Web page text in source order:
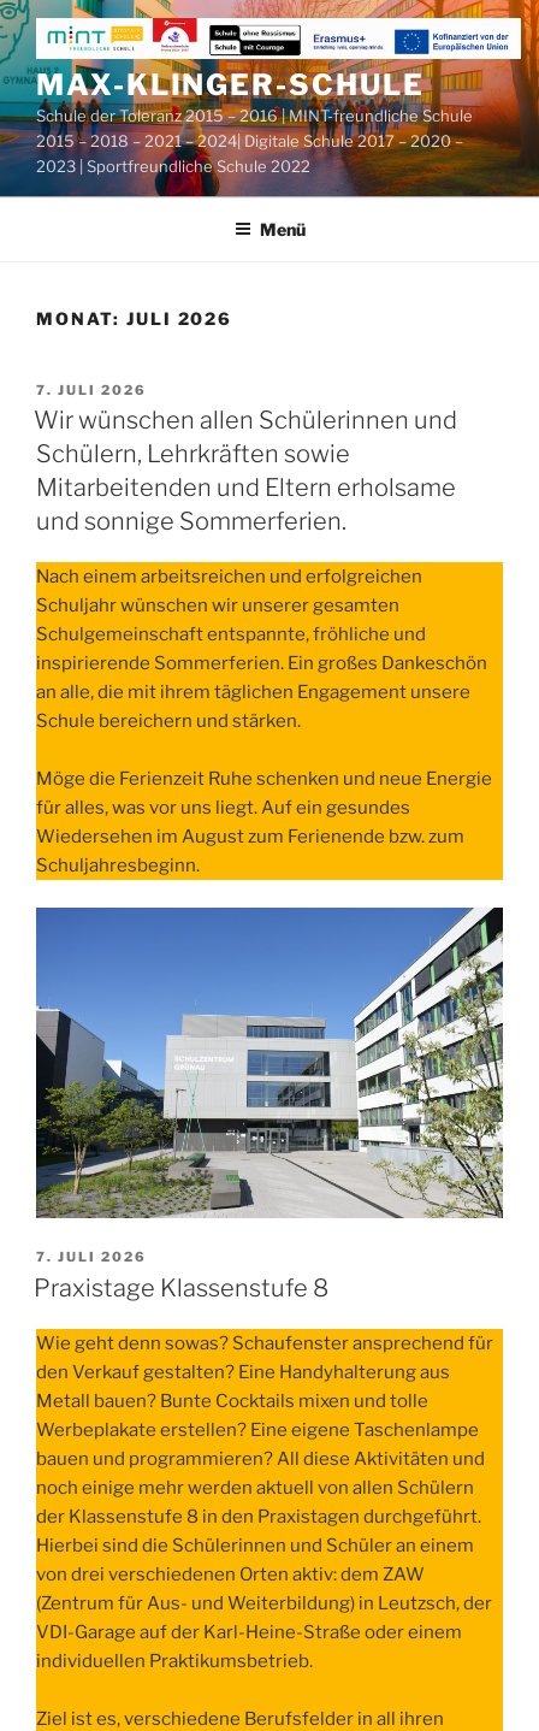
Zum
Inhalt
springenMAX-KLINGER-SCHULE
Schule der Toleranz 2015 – 2016 | MINT-freundliche Schule
2015 – 2018 – 2021 – 2024| Digitale Schule 2017 – 2020 –
2023 | Sportfreundliche Schule 2022
Menü
MONAT: JULI 2026
VERÖFFENTLICHT
AM
7. JULI 2026
Wir wünschen allen Schülerinnen und
Schülern, Lehrkräften sowie
Mitarbeitenden und Eltern erholsame
und sonnige Sommerferien.
Nach einem arbeitsreichen und erfolgreichen
Schuljahr wünschen wir unserer gesamten
Schulgemeinschaft entspannte, fröhliche und
inspirierende Sommerferien. Ein großes Dankeschön
an alle, die mit ihrem täglichen Engagement unsere
Schule bereichern und stärken.
Möge die Ferienzeit Ruhe schenken und neue Energie
für alles, was vor uns liegt. Auf ein gesundes
Wiedersehen im August zum Ferienende bzw. zum
Schuljahresbeginn.
VERÖFFENTLICHT
AM
7. JULI 2026
Praxistage Klassenstufe 8
Wie geht denn sowas? Schaufenster ansprechend für
den Verkauf gestalten? Eine Handyhalterung aus
Metall bauen? Bunte Cocktails mixen und tolle
Werbeplakate erstellen? Eine eigene Taschenlampe
bauen und programmieren? All diese Aktivitäten und
noch einige mehr werden aktuell von allen Schülern
der Klassenstufe 8 in den Praxistagen durchgeführt.
Hierbei sind die Schülerinnen und Schüler an einem
von drei verschiedenen Orten aktiv: dem ZAW
(Zentrum für Aus- und Weiterbildung) in Leutzsch, der
VDI-Garage auf der Karl-Heine-Straße oder einem
individuellen Praktikumsbetrieb.
Ziel ist es, verschiedene Berufsfelder in all ihren